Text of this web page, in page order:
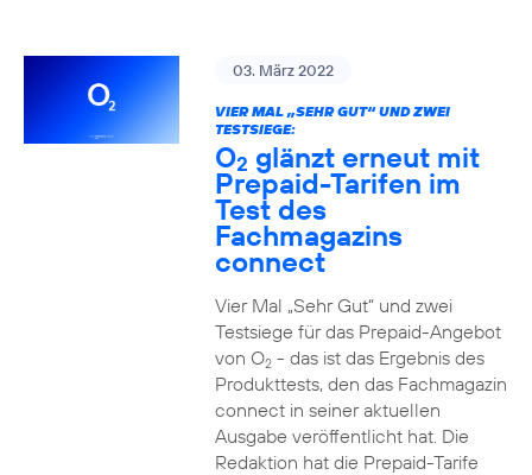
03. März 2022
VIER MAL „SEHR GUT“ UND ZWEI
TESTSIEGE:
O2 glänzt erneut mit
Prepaid-Tarifen im
Test des
Fachmagazins
connect
Vier Mal „Sehr Gut“ und zwei
Testsiege für das Prepaid-Angebot
von O2- das ist das Ergebnis des
Produkttests, den das Fachmagazin
connect in seiner aktuellen
Ausgabe veröffentlicht hat. Die
Redaktion hat die Prepaid-Tarife